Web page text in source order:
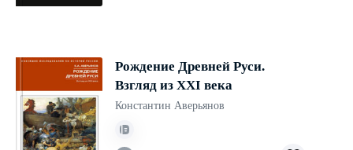
Рождение Древней Руси.
Взгляд из XXI века
Константин Аверьянов